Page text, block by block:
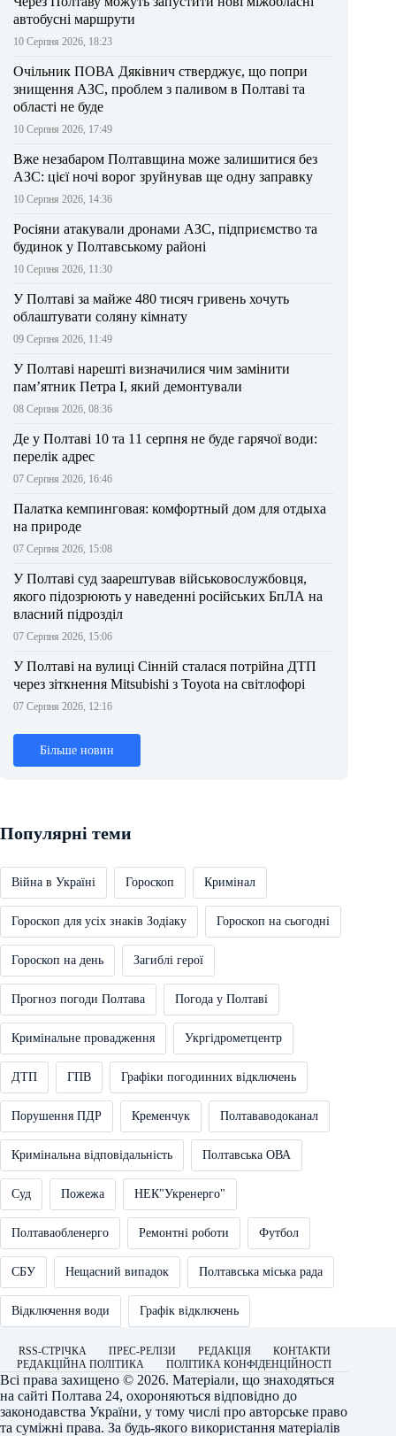
автобусні маршрути
10 Серпня 2026, 18:23
Очільник ПОВА Дяківнич стверджує, що попри
знищення АЗС, проблем з паливом в Полтаві та
області не буде
10 Серпня 2026, 17:49
Вже незабаром Полтавщина може залишитися без
АЗС: цієї ночі ворог зруйнував ще одну заправку
10 Серпня 2026, 14:36
Росіяни атакували дронами АЗС, підприємство та
будинок у Полтавському районі
10 Серпня 2026, 11:30
У Полтаві за майже 480 тисяч гривень хочуть
облаштувати соляну кімнату
09 Серпня 2026, 11:49
У Полтаві нарешті визначилися чим замінити
пам’ятник Петра І, який демонтували
08 Серпня 2026, 08:36
Де у Полтаві 10 та 11 серпня не буде гарячої води:
перелік адрес
07 Серпня 2026, 16:46
Палатка кемпинговая: комфортный дом для отдыха
на природе
07 Серпня 2026, 15:08
У Полтаві суд заарештував військовослужбовця,
якого підозрюють у наведенні російських БпЛА на
власний підрозділ
07 Серпня 2026, 15:06
У Полтаві на вулиці Сінній сталася потрійна ДТП
через зіткнення Mitsubishi з Toyota на світлофорі
07 Серпня 2026, 12:16
Більше новин
Популярні теми
Війна в Україні Гороскоп Кримінал
Гороскоп для усіх знаків Зодіаку Гороскоп на сьогодні
Гороскоп на день Загиблі герої
Прогноз погоди Полтава Погода у Полтаві
Кримінальне провадження Укргідрометцентр
ДТП ГПВ Графіки погодинних відключень
Порушення ПДР Кременчук Полтававодоканал
Кримінальна відповідальність Полтавська ОВА
Суд Пожежа НЕК"Укренерго"
Полтаваобленерго Ремонтні роботи Футбол
СБУ Нещасний випадок Полтавська міська рада
Відключення води Графік відключень
RSS-СТРІЧКА ПРЕС-РЕЛІЗИ РЕДАКЦІЯ
КОНТАКТИ
РЕДАКЦІЙНА ПОЛІТИКА
ПОЛІТИКА КОНФІДЕНЦІЙНОСТІ
Всі права захищено © 2026. Матеріали, що знаходяться
на сайті Полтава 24, охороняються відповідно до
законодавства України, у тому числі про авторське право
та суміжні права. За будь-якого використання матеріалів